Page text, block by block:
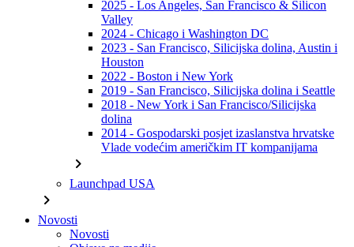
2025 - Los Angeles, San Francisco & Silicon
Valley
2024 - Chicago i Washington DC
2023 - San Francisco, Silicijska dolina, Austin i
Houston
2022 - Boston i New York
2019 - San Francisco, Silicijska dolina i Seattle
2018 - New York i San Francisco/Silicijska
dolina
2014 - Gospodarski posjet izaslanstva hrvatske
Vlade vodećim američkim IT kompanijama
chevron_right
Launchpad USA
chevron_right
Novosti
Novosti